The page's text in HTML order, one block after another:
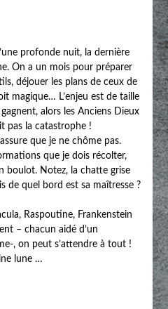
profonde nuit, la dernière
On a un mois pour préparer
déjouer les plans de ceux de
magique… L’enjeu est de taille
alors les Anciens Dieux
pas la catastrophe !
que je ne chôme pas.
que je dois récolter,
boulot. Notez, la chatte grise
de quel bord est sa maîtresse ?
Raspoutine, Frankenstein
– chacun aidé d’un
, on peut s’attendre à tout !
lune …